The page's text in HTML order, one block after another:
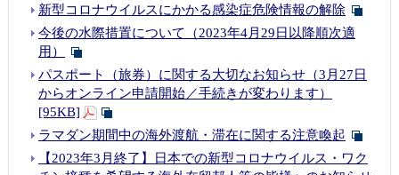
新型コロナウイルスにかかる感染症危険情報の解除
今後の水際措置について（2023年4月29日以降順次適
用）
パスポート（旅券）に関する大切なお知らせ（3月27日
からオンライン申請開始／手続きが変わります）
[95KB]
ラマダン期間中の海外渡航・滞在に関する注意喚起
【2023年3月終了】日本での新型コロナウイルス・ワク